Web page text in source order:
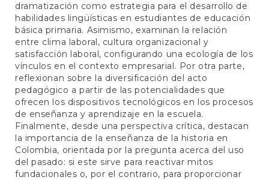
dramatización como estrategia para el desarrollo de
habilidades lingüísticas en estudiantes de educación
básica primaria. Asimismo, examinan la relación
entre clima laboral, cultura organizacional y
satisfacción laboral, configurando una ecología de los
vínculos en el contexto empresarial. Por otra parte,
reflexionan sobre la diversificación del acto
pedagógico a partir de las potencialidades que
ofrecen los dispositivos tecnológicos en los procesos
de enseñanza y aprendizaje en la escuela.
Finalmente, desde una perspectiva crítica, destacan
la importancia de la enseñanza de la historia en
Colombia, orientada por la pregunta acerca del uso
del pasado: si este sirve para reactivar mitos
fundacionales o, por el contrario, para proporcionar